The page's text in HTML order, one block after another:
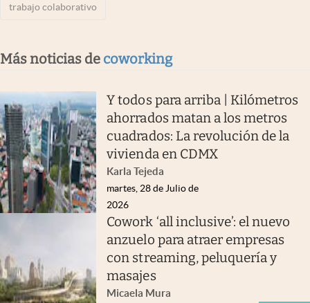
trabajo colaborativo
Más noticias de coworking
Y todos para arriba | Kilómetros
ahorrados matan a los metros
cuadrados: La revolución de la
vivienda en CDMX
Karla Tejeda
martes, 28 de Julio de
2026
Cowork ‘all inclusive’: el nuevo
anzuelo para atraer empresas
con streaming, peluquería y
masajes
Micaela Mura